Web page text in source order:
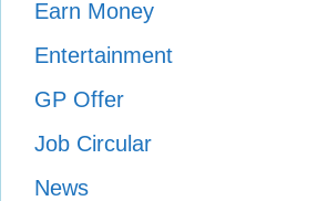
Earn Money
Entertainment
GP Offer
Job Circular
News